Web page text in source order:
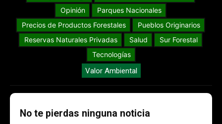
Opinión
Parques Nacionales
Precios de Productos Forestales
Pueblos Originarios
Reservas Naturales Privadas
Salud
Sur Forestal
Tecnologías
Valor Ambiental
No te pierdas ninguna noticia